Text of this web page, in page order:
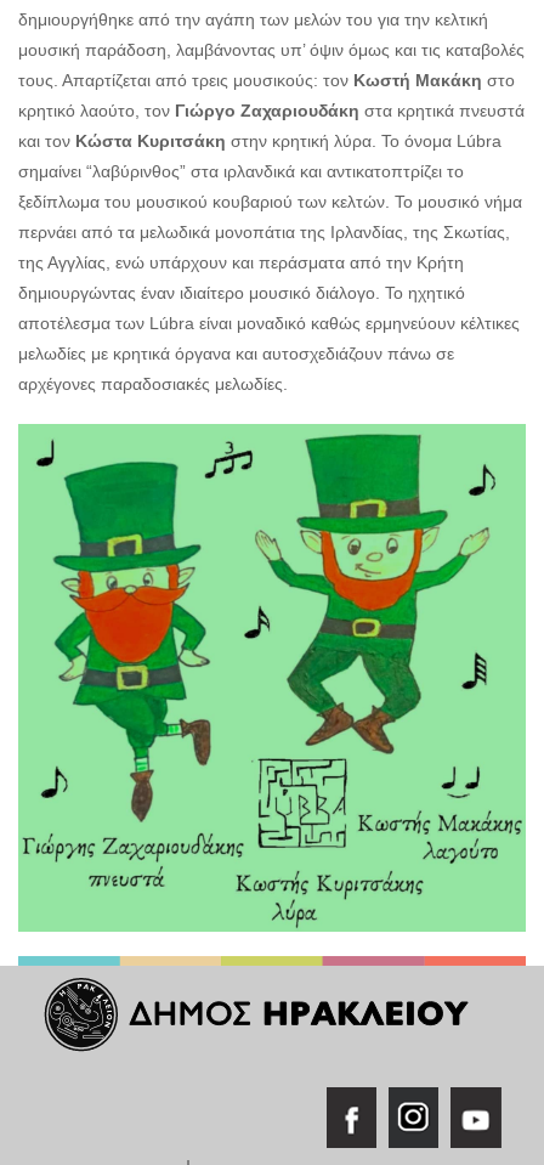
δημιουργήθηκε από την αγάπη των μελών του για την κελτική
μουσική παράδοση, λαμβάνοντας υπ’ όψιν όμως και τις καταβολές
τους. Απαρτίζεται από τρεις μουσικούς: τον Κωστή Μακάκη στο
κρητικό λαούτο, τον Γιώργο Ζαχαριουδάκη στα κρητικά πνευστά
και τον Κώστα Κυριτσάκη στην κρητική λύρα. Το όνομα Lúbra
σημαίνει “λαβύρινθος” στα ιρλανδικά και αντικατοπτρίζει το
ξεδίπλωμα του μουσικού κουβαριού των κελτών. Το μουσικό νήμα
περνάει από τα μελωδικά μονοπάτια της Ιρλανδίας, της Σκωτίας,
της Αγγλίας, ενώ υπάρχουν και περάσματα από την Κρήτη
δημιουργώντας έναν ιδιαίτερο μουσικό διάλογο. Το ηχητικό
αποτέλεσμα των Lúbra είναι μοναδικό καθώς ερμηνεύουν κέλτικες
μελωδίες με κρητικά όργανα και αυτοσχεδιάζουν πάνω σε
αρχέγονες παραδοσιακές μελωδίες.